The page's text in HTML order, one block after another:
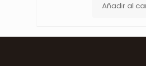
Añadir al